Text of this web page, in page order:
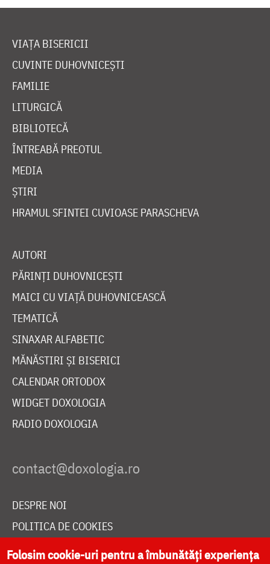
VIAȚA BISERICII
CUVINTE DUHOVNICEȘTI
FAMILIE
LITURGICĂ
BIBLIOTECĂ
ÎNTREABĂ PREOTUL
MEDIA
ȘTIRI
HRAMUL SFINTEI CUVIOASE PARASCHEVA
AUTORI
PĂRINȚI DUHOVNICEȘTI
MAICI CU VIAȚĂ DUHOVNICEASCĂ
TEMATICĂ
SINAXAR ALFABETIC
MĂNĂSTIRI ȘI BISERICI
CALENDAR ORTODOX
WIDGET DOXOLOGIA
RADIO DOXOLOGIA
DESPRE NOI
POLITICA DE COOKIES
DONEAZĂ ONLINE PENTRU CATEDRALA NAȚIONALĂ
Folosim cookie-uri pentru a îmbunătăți experiența